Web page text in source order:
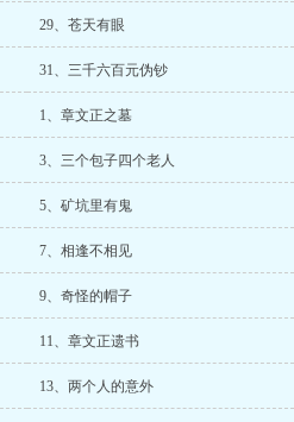
29、苍天有眼
31、三千六百元伪钞
1、章文正之墓
3、三个包子四个老人
5、矿坑里有鬼
7、相逢不相见
9、奇怪的帽子
11、章文正遗书
13、两个人的意外